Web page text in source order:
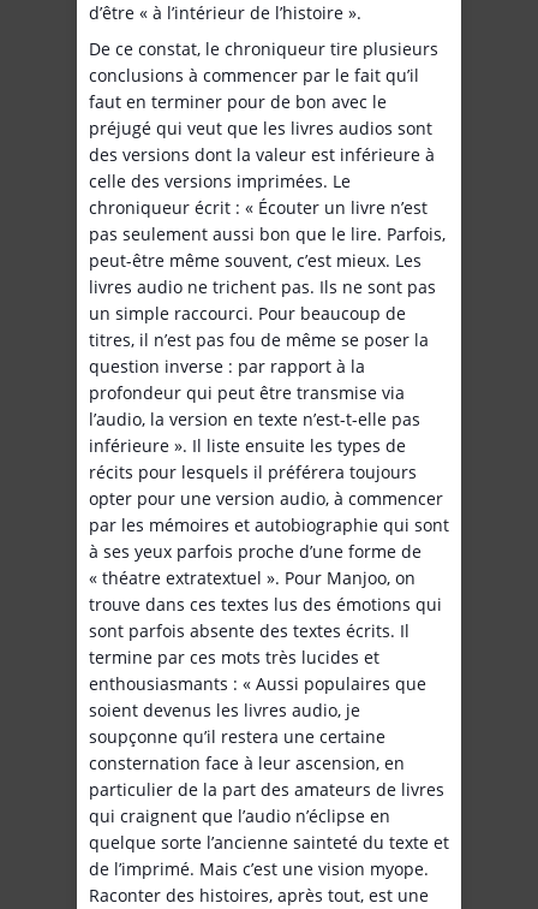
d’être « à l’intérieur de l’histoire ».
De ce constat, le chroniqueur tire plusieurs
conclusions à commencer par le fait qu’il
faut en terminer pour de bon avec le
préjugé qui veut que les livres audios sont
des versions dont la valeur est inférieure à
celle des versions imprimées. Le
chroniqueur écrit : « Écouter un livre n’est
pas seulement aussi bon que le lire. Parfois,
peut-être même souvent, c’est mieux. Les
livres audio ne trichent pas. Ils ne sont pas
un simple raccourci. Pour beaucoup de
titres, il n’est pas fou de même se poser la
question inverse : par rapport à la
profondeur qui peut être transmise via
l’audio, la version en texte n’est-t-elle pas
inférieure ». Il liste ensuite les types de
récits pour lesquels il préférera toujours
opter pour une version audio, à commencer
par les mémoires et autobiographie qui sont
à ses yeux parfois proche d’une forme de
« théatre extratextuel ». Pour Manjoo, on
trouve dans ces textes lus des émotions qui
sont parfois absente des textes écrits. Il
termine par ces mots très lucides et
enthousiasmants : « Aussi populaires que
soient devenus les livres audio, je
soupçonne qu’il restera une certaine
consternation face à leur ascension, en
particulier de la part des amateurs de livres
qui craignent que l’audio n’éclipse en
quelque sorte l’ancienne sainteté du texte et
de l’imprimé. Mais c’est une vision myope.
Raconter des histoires, après tout, est une